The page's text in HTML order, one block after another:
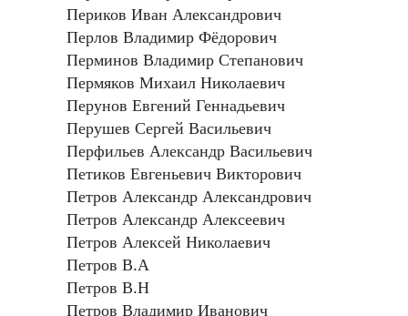
Периков Иван Александрович
Перлов Владимир Фёдорович
Перминов Владимир Степанович
Пермяков Михаил Николаевич
Перунов Евгений Геннадьевич
Перушев Сергей Васильевич
Перфильев Александр Васильевич
Петиков Евгеньевич Викторович
Петров Александр Александрович
Петров Александр Алексеевич
Петров Алексей Николаевич
Петров В.А
Петров В.Н
Петров Владимир Иванович